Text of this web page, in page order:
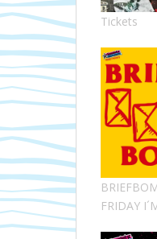
Tickets
FRIDAY